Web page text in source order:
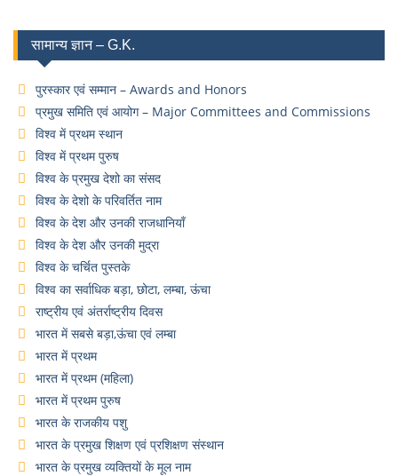
सामान्य ज्ञान – G.K.
पुरस्कार एवं सम्मान – Awards and Honors
प्रमुख समिति एवं आयोग – Major Committees and Commissions
विश्व में प्रथम स्थान
विश्व में प्रथम पुरुष
विश्व के प्रमुख देशो का संसद
विश्व के देशो के परिवर्तित नाम
विश्व के देश और उनकी राजधानियाँ
विश्व के देश और उनकी मुद्रा
विश्व के चर्चित पुस्तके
विश्व का सर्वाधिक बड़ा, छोटा, लम्बा, ऊंचा
राष्ट्रीय एवं अंतर्राष्ट्रीय दिवस
भारत में सबसे बड़ा,ऊंचा एवं लम्बा
भारत में प्रथम
भारत में प्रथम (महिला)
भारत में प्रथम पुरुष
भारत के राजकीय पशु
भारत के प्रमुख शिक्षण एवं प्रशिक्षण संस्थान
भारत के प्रमुख व्यक्तियों के मूल नाम